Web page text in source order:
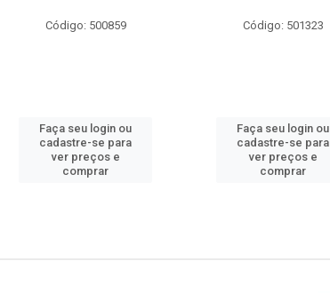
Código: 500859
Faça seu login ou
cadastre-se para
ver preços e
comprar
Código: 501323
Faça seu login ou
cadastre-se para
ver preços e
comprar